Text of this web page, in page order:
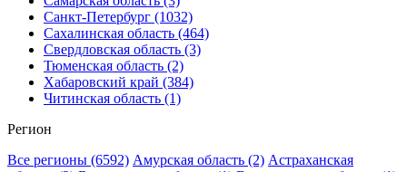
Санкт-Петербург (1032)
Сахалинская область (464)
Свердловская область (3)
Тюменская область (2)
Хабаровский край (384)
Читинская область (1)
Регион
Все регионы (6592) Амурская область (2) Астраханская